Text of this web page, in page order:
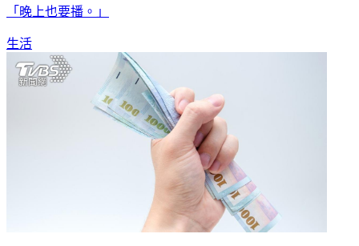
「晚上也要播。」
生活